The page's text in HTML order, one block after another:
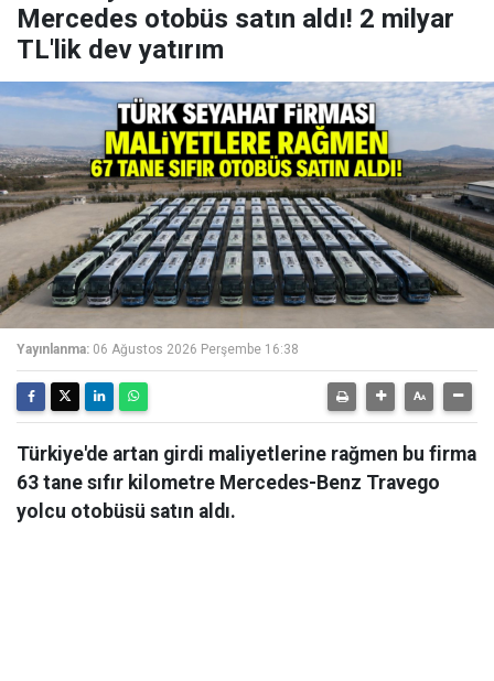
Mercedes otobüs satın aldı! 2 milyar
TL'lik dev yatırım
Yayınlanma: 06 Ağustos 2026 Perşembe 16:38
Türkiye'de artan girdi maliyetlerine rağmen bu firma
63 tane sıfır kilometre Mercedes-Benz Travego
yolcu otobüsü satın aldı.